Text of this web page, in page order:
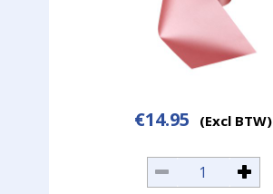
€14.95 (Excl BTW)